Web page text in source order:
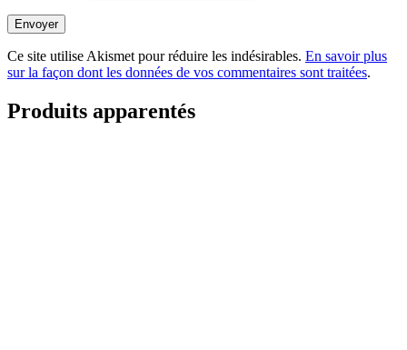
Envoyer
Ce site utilise Akismet pour réduire les indésirables. En savoir plus
sur la façon dont les données de vos commentaires sont traitées.
Produits apparentés